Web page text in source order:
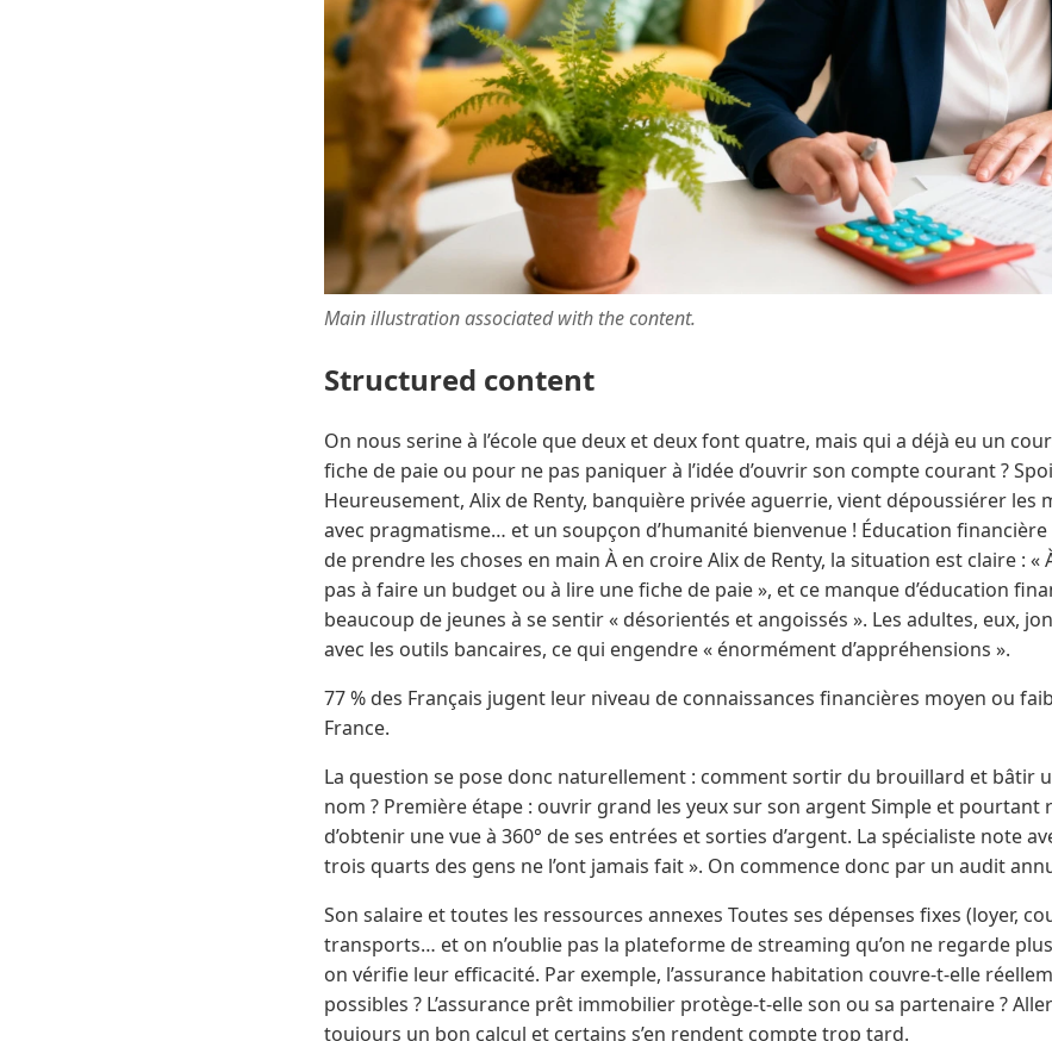
Main illustration associated with the content.
Structured content
On nous serine à l’école que deux et deux font quatre, mais qui a déjà eu un
fiche de paie ou pour ne pas paniquer à l’idée d’ouvrir son compte courant ?
Heureusement, Alix de Renty, banquière privée aguerrie, vient dépoussiérer les
avec pragmatisme… et un soupçon d’humanité bienvenue ! Éducation
de prendre les choses en main À en croire Alix de Renty, la situation est claire : «
pas à faire un budget ou à lire une fiche de paie », et ce manque d’éducation
beaucoup de jeunes à se sentir « désorientés et angoissés ». Les adultes, eux,
avec les outils bancaires, ce qui engendre « énormément d’appréhensions ».
77 % des Français jugent leur niveau de connaissances financières moyen ou
France.
La question se pose donc naturellement : comment sortir du brouillard et bâtir
nom ? Première étape : ouvrir grand les yeux sur son argent Simple et pourtant
d’obtenir une vue à 360° de ses entrées et sorties d’argent. La spécialiste note
trois quarts des gens ne l’ont jamais fait ». On commence donc par un audit
Son salaire et toutes les ressources annexes Toutes ses dépenses fixes (loyer,
transports… et on n’oublie pas la plateforme de streaming qu’on ne regarde
on vérifie leur efficacité. Par exemple, l’assurance habitation couvre-t-elle
possibles ? L’assurance prêt immobilier protège-t-elle son ou sa partenaire ?
toujours un bon calcul et certains s’en rendent compte trop tard.